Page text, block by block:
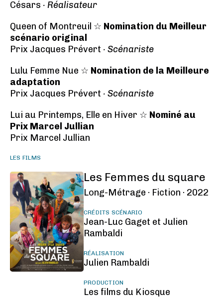
Césars · Réalisateur
Queen of Montreuil ☆ Nomination du Meilleur
scénario original
Prix Jacques Prévert · Scénariste
Lulu Femme Nue ☆ Nomination de la Meilleure
adaptation
Prix Jacques Prévert · Scénariste
Lui au Printemps, Elle en Hiver ☆ Nominé au
Prix Marcel Jullian
Prix Marcel Jullian
LES FILMS
Les Femmes du square
Long-Métrage · Fiction · 2022
CRÉDITS SCÉNARIO
Jean-Luc Gaget et Julien
Rambaldi
RÉALISATION
Julien Rambaldi
PRODUCTION
Les films du Kiosque